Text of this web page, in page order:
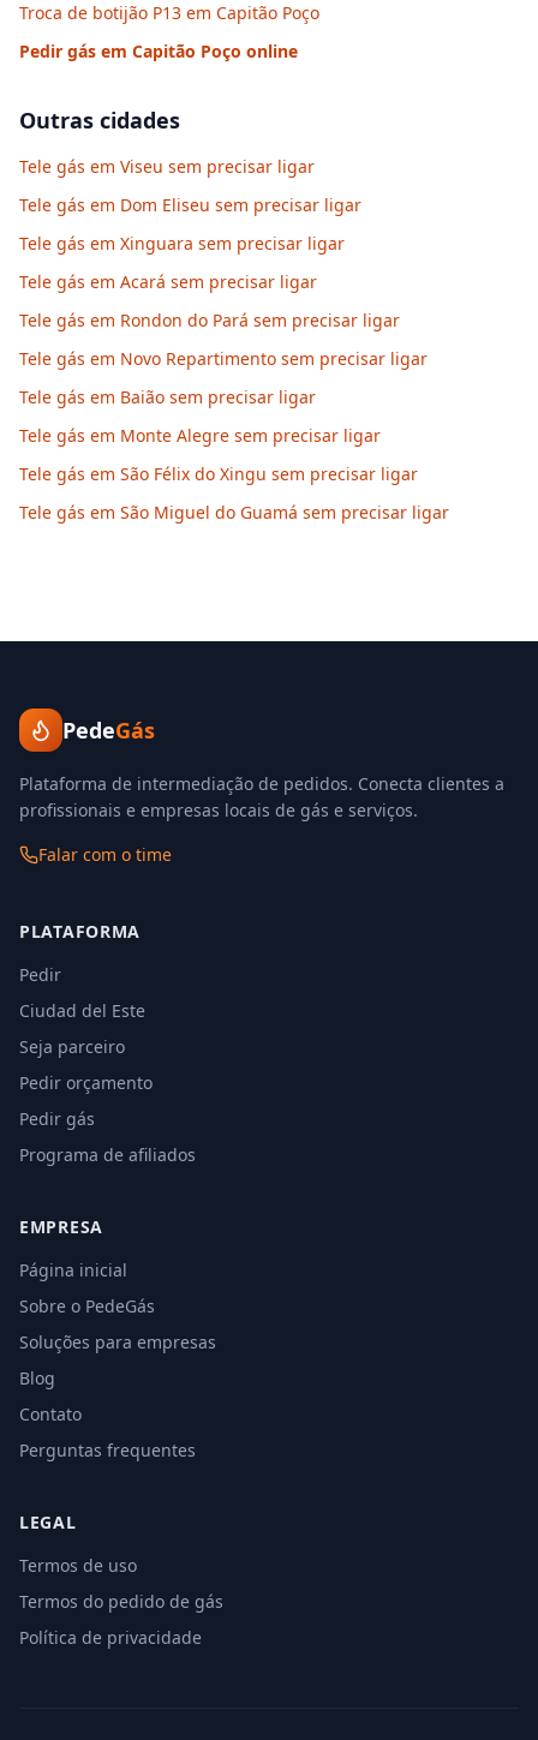
Troca de botijão P13 em Capitão Poço
Pedir gás em Capitão Poço online
Outras cidades
Tele gás em Viseu sem precisar ligar
Tele gás em Dom Eliseu sem precisar ligar
Tele gás em Xinguara sem precisar ligar
Tele gás em Acará sem precisar ligar
Tele gás em Rondon do Pará sem precisar ligar
Tele gás em Novo Repartimento sem precisar ligar
Tele gás em Baião sem precisar ligar
Tele gás em Monte Alegre sem precisar ligar
Tele gás em São Félix do Xingu sem precisar ligar
Tele gás em São Miguel do Guamá sem precisar ligar
PedeGás
Plataforma de intermediação de pedidos. Conecta clientes a
profissionais e empresas locais de gás e serviços.
Falar com o time
PLATAFORMA
Pedir
Ciudad del Este
Seja parceiro
Pedir orçamento
Pedir gás
Programa de afiliados
EMPRESA
Página inicial
Sobre o PedeGás
Soluções para empresas
Blog
Contato
Perguntas frequentes
LEGAL
Termos de uso
Termos do pedido de gás
Política de privacidade